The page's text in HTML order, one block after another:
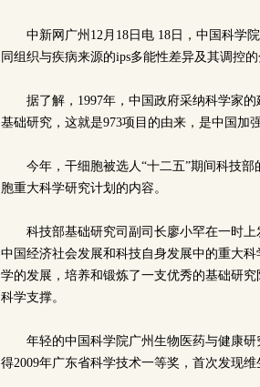
中新网广州12月18日电 18日，中国科学
同组织与疾病来源的ips多能性差异及其调控
据了解，1997年，中国政府采纳科学家
基础研究，这就是973项目的由来，是中国加
今年，干细胞被选人“十二五”期间科技
胞重大科学研究计划的内容。
科技部基础研究司副司长廖小罕在一时
中国经济社会发展和科技自身发展中的重大
学的发展，培养和锻炼了一支优秀的基础研
科学支撑。
年轻的中国科学院广州生物医药与健康
得2009年广东省科学技术一等奖，首次发现